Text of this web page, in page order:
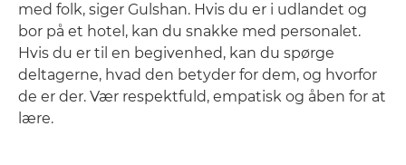
med folk, siger Gulshan. Hvis du er i udlandet og
bor på et hotel, kan du snakke med personalet.
Hvis du er til en begivenhed, kan du spørge
deltagerne, hvad den betyder for dem, og hvorfor
de er der. Vær respektfuld, empatisk og åben for at
lære.